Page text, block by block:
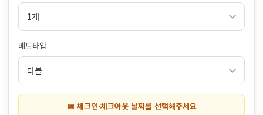
베드타입
📅 체크인·체크아웃 날짜를 선택해주세요